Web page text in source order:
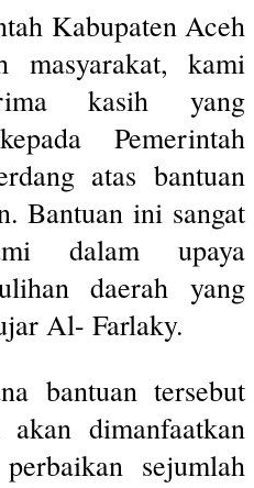
Kabupaten Aceh
masyarakat, kami
kasih yang
Pemerintah
atas bantuan
Bantuan ini sangat
dalam upaya
daerah yang
Al- Farlaky.
bantuan tersebut
dimanfaatkan
sejumlah